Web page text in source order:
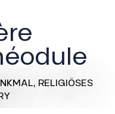
RELIGIÖSES